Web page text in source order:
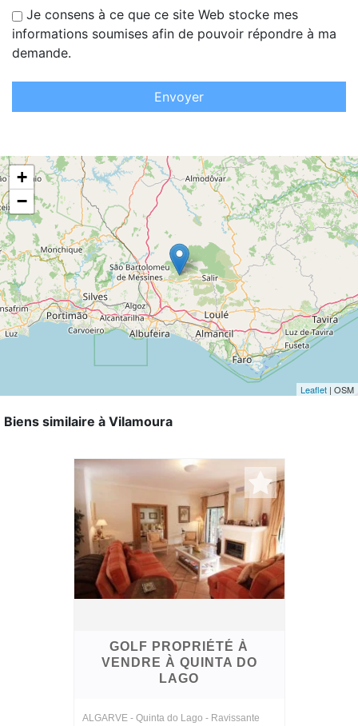
Je consens à ce que ce site Web stocke mes
informations soumises afin de pouvoir répondre à ma
demande.
Envoyer
+
−
Leaflet | OSM
Biens similaire à Vilamoura
GOLF PROPRIÉTÉ À
VENDRE À QUINTA DO
LAGO
ALGARVE - Quinta do Lago - Ravissante